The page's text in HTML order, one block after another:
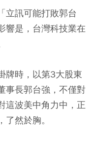
立訊可能打敗郭台
響是，台灣科技業在
牌時，以第3大股東
事長郭台強，不僅對
這波美中角力中，正
然於胸。